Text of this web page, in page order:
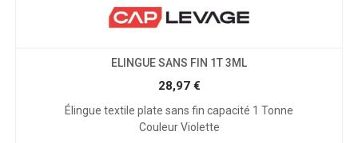
ELINGUE SANS FIN 1T 3ML
28,97€
Élingue textile plate sans fin capacité 1 Tonne
Couleur Violette